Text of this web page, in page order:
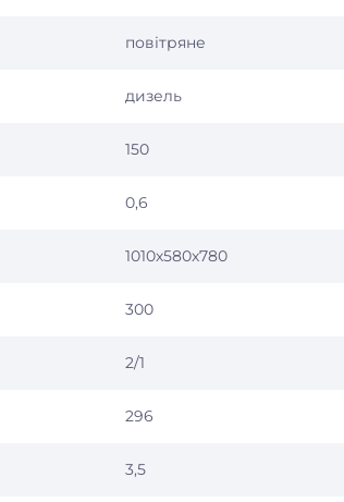
повітряне
дизель
150
0,6
1010х580х780
300
2/1
296
3,5